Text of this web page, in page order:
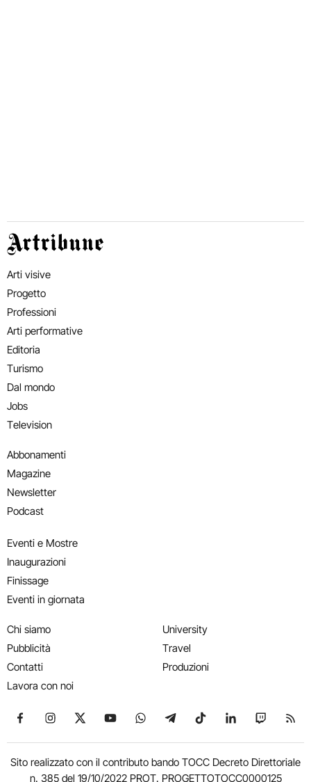
Artribune
Arti visive
Progetto
Professioni
Arti performative
Editoria
Turismo
Dal mondo
Jobs
Television
Abbonamenti
Magazine
Newsletter
Podcast
Eventi e Mostre
Inaugurazioni
Finissage
Eventi in giornata
Chi siamo
Pubblicità
Contatti
Lavora con noi
University
Travel
Produzioni
Seguici su Facebook
Seguici su Instagram
Seguici su X
Seguici su YouTube
Seguici su WhatsApp
Seguici su Telegram
Seguici su TikTok
Seguici su
Seguici
Sito realizzato con il contributo bando TOCC Decreto Direttoriale
n. 385 del 19/10/2022 PROT. PROGETTOTOCC0000125